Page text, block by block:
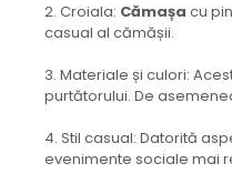
2. Croiala: Cămașa cu
casual al cămășii.
3. Materiale și culori:
purtătorului. De
4. Stil casual: Datorită
evenimente sociale mai